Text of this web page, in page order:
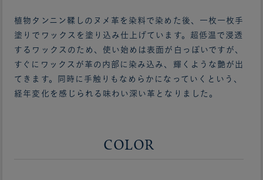
植物タンニン鞣しのヌメ革を染料で染めた後、一枚一枚手
塗りでワックスを塗り込み仕上げています。超低温で浸透
するワックスのため、使い始めは表面が白っぽいですが、
すぐにワックスが革の内部に染み込み、輝くような艶が出
てきます。同時に手触りもなめらかになっていくという、
経年変化を感じられる味わい深い革となりました。
COLOR